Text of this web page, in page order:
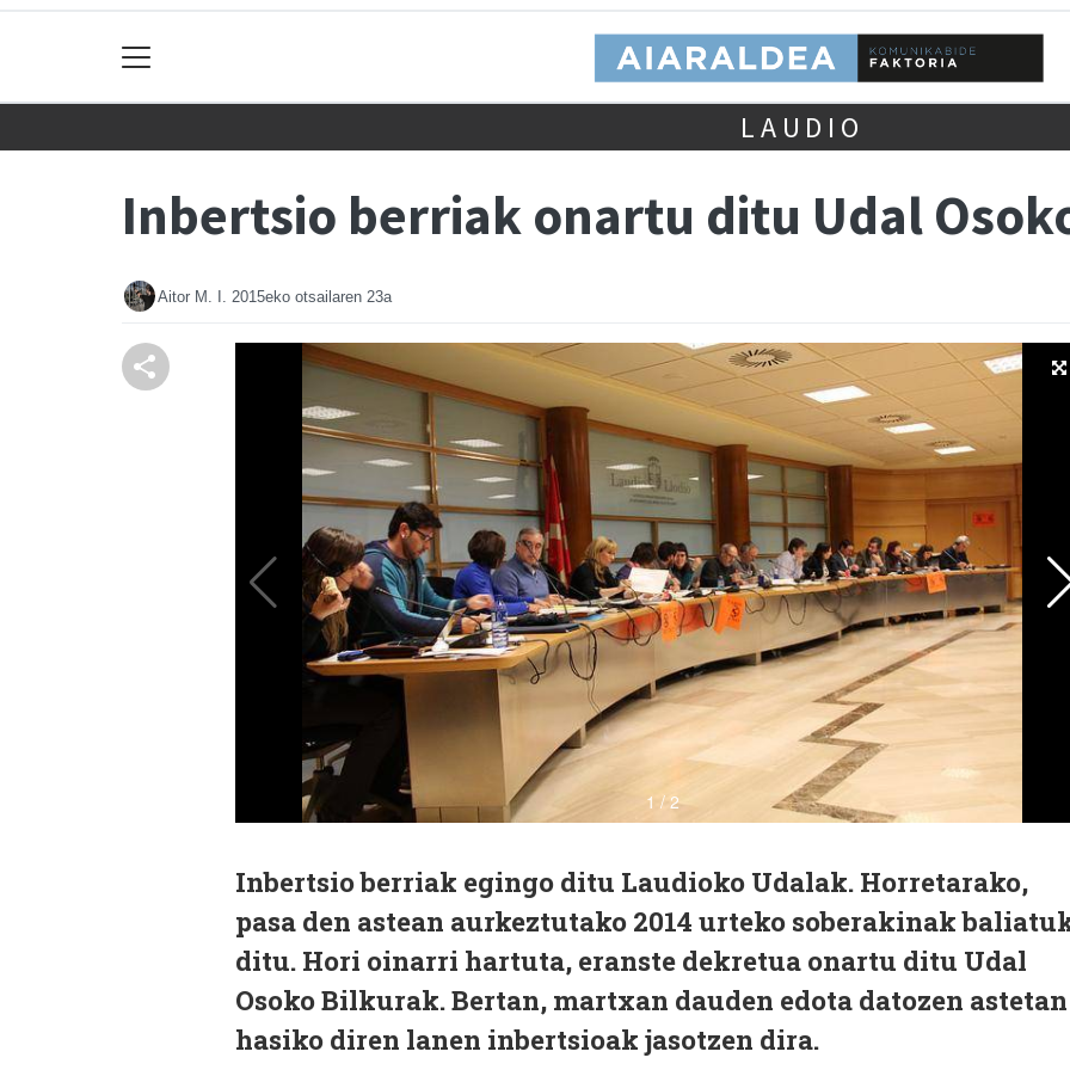
LAUDIO
Inbertsio berriak onartu ditu Udal
Aitor M. I. 2015eko otsailaren 23a
Inbertsio berriak egingo ditu Laudioko Udalak. Horretarako,
pasa den astean aurkeztutako 2014 urteko soberakinak
ditu. Hori oinarri hartuta, eranste dekretua onartu ditu Udal
Osoko Bilkurak. Bertan, martxan dauden edota datozen astetan
hasiko diren lanen inbertsioak jasotzen dira.